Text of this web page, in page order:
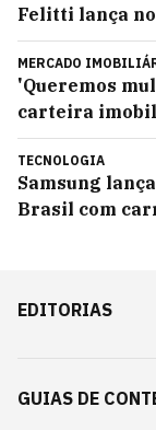
Felitti lança
MERCADO
'Queremos
carteira
TECNOLOGIA
Samsung
Brasil com
EDITORIAS
GUIAS DE